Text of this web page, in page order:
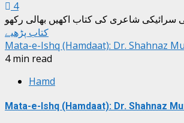
4
شاعری کی کتاب اکھیں بھالی رکھو
کتاب پڑھیے
Mata-e-Ishq (Hamdaat): Dr. Shahnaz
4 min read
Hamd
Mata-e-Ishq (Hamdaat): Dr. Shahnaz